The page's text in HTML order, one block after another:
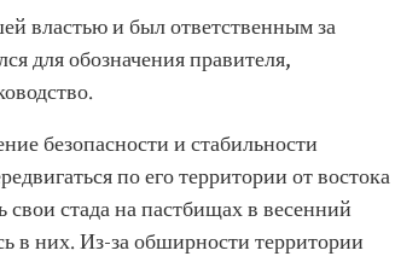
властью и был ответственным за
для обозначения правителя,
безопасности и стабильности
по его территории от востока
свои стада на пастбищах в весенний
в них. Из-за обширности территории